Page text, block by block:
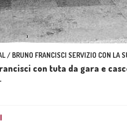
/ BRUNO FRANCISCI SERVIZIO CON LA
con tuta da gara e